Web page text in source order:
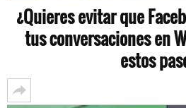
¿Quieres evitar que
tus conversaciones en
estos